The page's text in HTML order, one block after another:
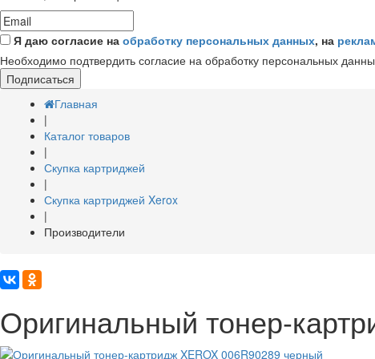
Я даю согласие на обработку персональных данных, на
Необходимо подтвердить согласие на обработку персональных
Подписаться
Главная
|
Каталог товаров
|
Скупка картриджей
|
Скупка картриджей Xerox
|
Производители
Оригинальный тонер-